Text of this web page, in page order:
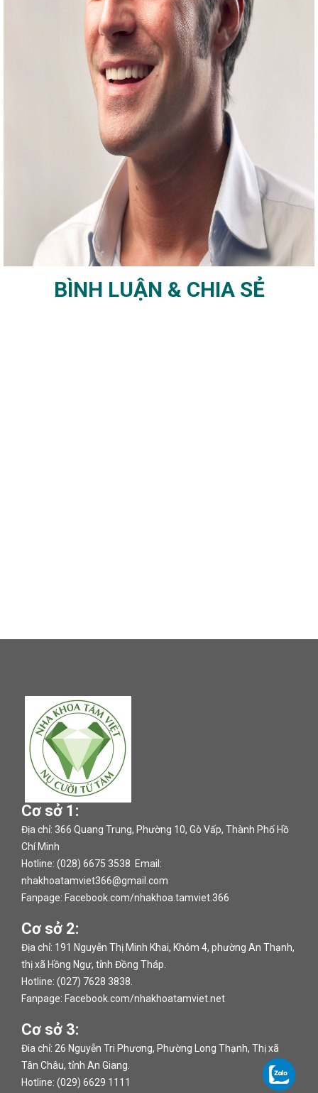
BÌNH LUẬN & CHIA SẺ
Cơ sở 1:
Địa chỉ: 366 Quang Trung, Phường 10, Gò Vấp, Thành Phố Hồ
Chí Minh
Hotline: (028) 6675 3538 Email:
nhakhoatamviet366@gmail.com
Fanpage: Facebook.com/nhakhoa.tamviet.366
Cơ sở 2:
Địa chỉ: 191 Nguyễn Thị Minh Khai, Khóm 4, phường An Thạnh,
thị xã Hồng Ngự, tỉnh Đồng Tháp.
Hotline: (027) 7628 3838.
Fanpage: Facebook.com/nhakhoatamviet.net
Cơ sở 3:
Đia chỉ: 26 Nguyễn Tri Phương, Phường Long Thạnh, Thị xã
Tân Châu, tỉnh An Giang.
Hotline: (029) 6629 1111